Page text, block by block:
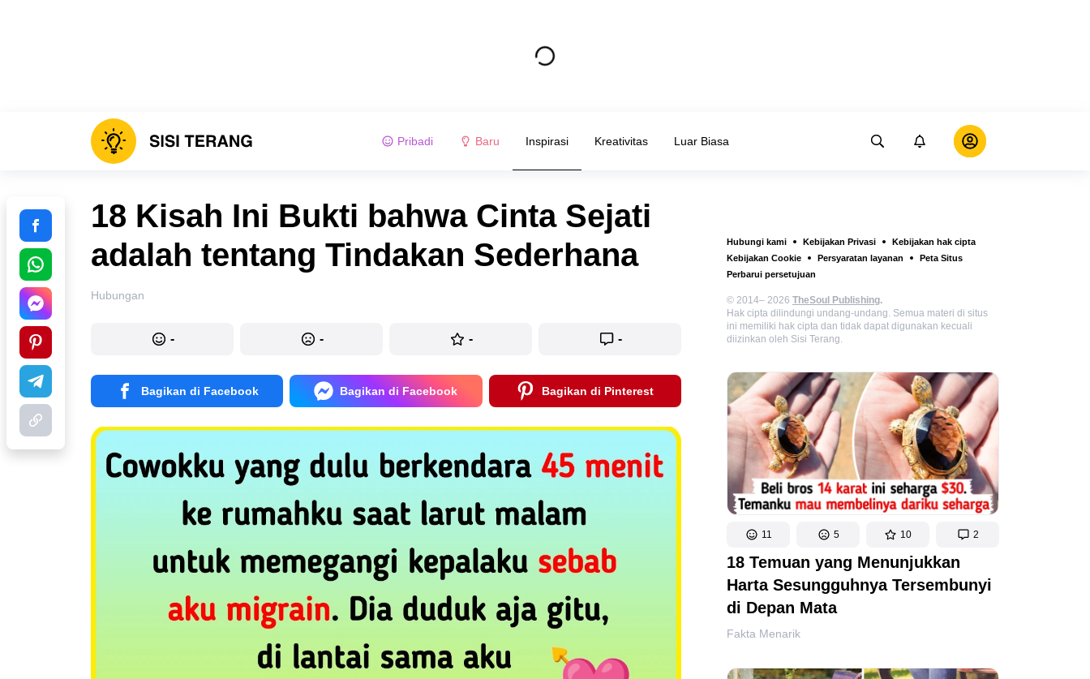
Pribadi Baru Inspirasi Kreativitas Luar Biasa
Hubungi kami Kebijakan Privasi
Kebijakan hak cipta
Kebijakan Cookie
Persyaratan layanan
Peta Situs
Perbarui persetujuan
© 2014– 2026 TheSoul Publishing.
Hak cipta dilindungi undang-undang. Semua materi di situs
ini memiliki hak cipta dan tidak dapat digunakan kecuali
diizinkan oleh Sisi Terang.
11 5 10 2
18 Temuan yang Menunjukkan
Harta Sesungguhnya Tersembunyi
di Depan Mata
Fakta Menarik
18 Kisah Ini Bukti bahwa Cinta Sejati
adalah tentang Tindakan Sederhana
Hubungan
- - - -
Bagikan di Facebook Bagikan di Facebook Bagikan di Pinterest